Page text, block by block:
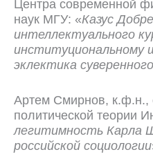
Центра современной
наук МГУ: «Казус
интеллектуального
институциональному
эклектика
Артем Смирнов, к.ф.н.,
политической теории
легитимность Карла
российской социологии